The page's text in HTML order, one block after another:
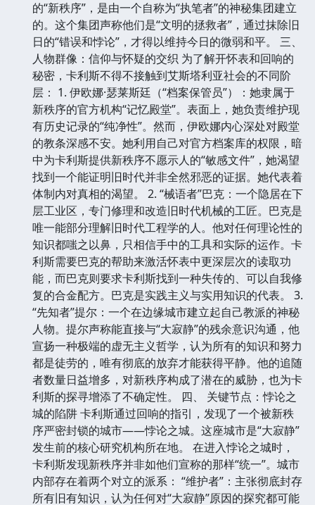
的“新秩序”，是由一个自称为“执笔者”的神秘集团建立
的。这个集团声称他们是“文明的拯救者”，通过抹除旧
日的“错误和悖论”，才得以维持今日的微弱和平。 三、
人物群像：信仰与怀疑的交织 为了解开怀表和回响的
秘密，卡利斯不得不接触到艾斯塔利亚社会的不同阶
层： 1. 伊欧娜·瑟莱斯廷（“档案保管员”）：她隶属于
新秩序的官方机构“记忆殿堂”。表面上，她负责维护现
有历史记录的“纯净性”。然而，伊欧娜内心深处对殿堂
的教条深感不安。她利用自己对官方档案库的权限，暗
中为卡利斯提供新秩序不愿示人的“敏感文件”，她渴望
找到一个能证明旧时代并非全然邪恶的证据。她代表着
体制内对真相的渴望。 2. “械语者”巴克：一个隐居在下
层工业区，专门修理和改造旧时代机械的工匠。巴克是
唯一能部分理解旧时代工程学的人。他对任何理论性的
知识都嗤之以鼻，只相信手中的工具和实际的运作。卡
利斯需要巴克的帮助来激活怀表中更深层次的读取功
能，而巴克则要求卡利斯找到一种失传的、可以自我修
复的合金配方。巴克是实践主义与实用知识的代表。 3.
“先知者”提尔：一个在边缘城市建立起自己教派的神秘
人物。提尔声称能直接与“大寂静”的残余意识沟通，他
宣扬一种极端的虚无主义哲学，认为所有的知识和努力
都是徒劳的，唯有彻底的放弃才能获得平静。他的追随
者数量日益增多，对新秩序构成了潜在的威胁，也为卡
利斯的探寻增添了不确定性。 四、 关键节点：悖论之
城的陷阱 卡利斯通过回响的指引，发现了一个被新秩
序严密封锁的城市——悖论之城。这座城市是“大寂静”
发生前的核心研究机构所在地。 在进入悖论之城时，
卡利斯发现新秩序并非如他们宣称的那样“统一”。城市
内部存在着两个对立的派系： “维护者”：主张彻底封存
所有旧有知识，认为任何对“大寂静”原因的探究都可能